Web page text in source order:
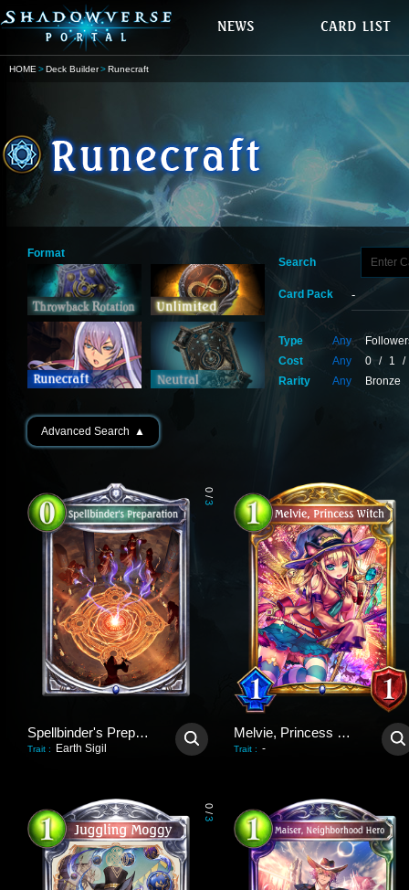
HOME Deck Builder Runecraft
Format
Search
Card Pack
Type Any
Cost
Any 0 / 1
/
Rarity
Any Bronze
Advanced Search ▲
0
/
3
Spellbinder's Preparation
Trait : Earth Sigil
Melvie, Princess Witch
Trait : -
0
/
3